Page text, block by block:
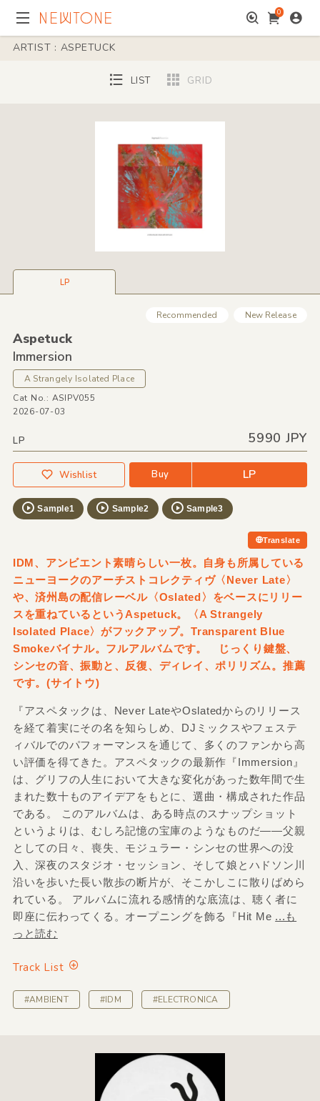
0
ARTIST : ASPETUCK
LIST GRID
LP
Recommended New Release
Aspetuck
Immersion
A Strangely Isolated Place
Cat No.: ASIPV055
2026-07-03
LP 5990 JPY
Wishlist Buy LP
Sample1 Sample2 Sample3
Translate
IDM、アンビエント素晴らしい一枚。自身も所属している
ニューヨークのアーチストコレクティヴ〈Never Late〉
や、済州島の配信レーベル〈Oslated〉をベースにリリー
スを重ねているというAspetuck。〈A Strangely
Isolated Place〉がフックアップ。Transparent Blue
Smokeバイナル。フルアルバムです。 じっくり鍵盤、
シンセの音、振動と、反復、ディレイ、ポリリズム。推薦
です。(サイトウ)
『アスペタックは、Never LateやOslatedからのリリース
を経て着実にその名を知らしめ、DJミックスやフェステ
ィバルでのパフォーマンスを通じて、多くのファンから高
い評価を得てきた。アスペタックの最新作『Immersion』
は、グリフの人生において大きな変化があった数年間で生
まれた数十ものアイデアをもとに、選曲・構成された作品
である。 このアルバムは、ある時点のスナップショット
というよりは、むしろ記憶の宝庫のようなものだ――父親
としての日々、喪失、モジュラー・シンセの世界への没
入、深夜のスタジオ・セッション、そして娘とハドソン川
沿いを歩いた長い散歩の断片が、そこかしこに散りばめら
れている。 アルバムに流れる感情的な底流は、聴く者に
即座に伝わってくる。オープニングを飾る『Hit Me ...も
っと読む
Track List
#AMBIENT #IDM #ELECTRONICA